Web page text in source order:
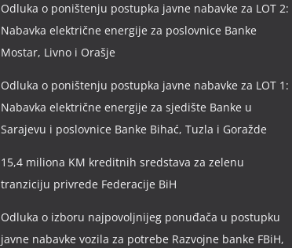
Odluka o poništenju postupka javne nabavke za LOT 2:
Nabavka električne energije za poslovnice Banke
Mostar, Livno i Orašje
Odluka o poništenju postupka javne nabavke za LOT 1:
Nabavka električne energije za sjedište Banke u
Sarajevu i poslovnice Banke Bihać, Tuzla i Goražde
15,4 miliona KM kreditnih sredstava za zelenu
tranziciju privrede Federacije BiH
Odluka o izboru najpovoljnijeg ponuđača u postupku
javne nabavke vozila za potrebe Razvojne banke FBiH,